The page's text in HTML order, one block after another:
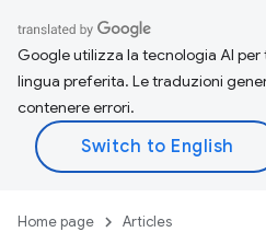
Google utilizza la tecnologia AI
lingua preferita. Le traduzioni
contenere errori.
Home page Articles